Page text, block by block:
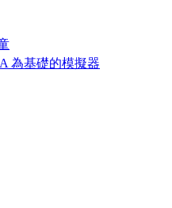
為基礎的模擬器